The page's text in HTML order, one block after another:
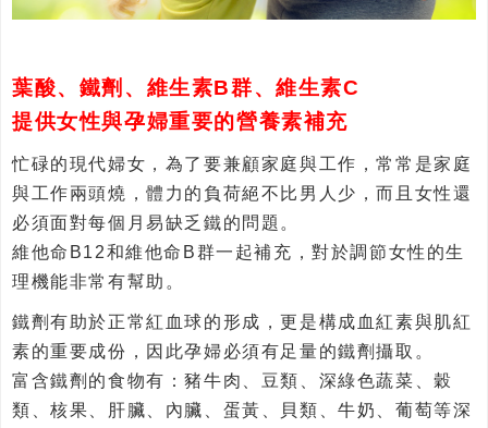
葉酸、鐵劑、維生素B群、維生素C
提供女性與孕婦重要的營養素補充
忙碌的現代婦女，為了要兼顧家庭與工作，常常是家庭
與工作兩頭燒，體力的負荷絕不比男人少，而且女性還
必須面對每個月易缺乏鐵的問題。
維他命B12和維他命B群一起補充，對於調節女性的生
理機能非常有幫助。
鐵劑有助於正常紅血球的形成，更是構成血紅素與肌紅
素的重要成份，因此孕婦必須有足量的鐵劑攝取。
富含鐵劑的食物有：豬牛肉、豆類、深綠色蔬菜、穀
類、核果、肝臟、內臟、蛋黃、貝類、牛奶、葡萄等深